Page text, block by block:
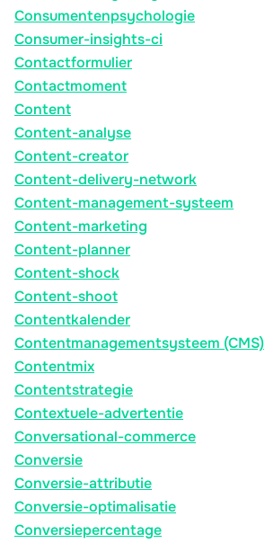
Consumentenpsychologie
Consumer-insights-ci
Contactformulier
Contactmoment
Content
Content-analyse
Content-creator
Content-delivery-network
Content-management-systeem
Content-marketing
Content-planner
Content-shock
Content-shoot
Contentkalender
Contentmanagementsysteem (CMS)
Contentmix
Contentstrategie
Contextuele-advertentie
Conversational-commerce
Conversie
Conversie-attributie
Conversie-optimalisatie
Conversiepercentage